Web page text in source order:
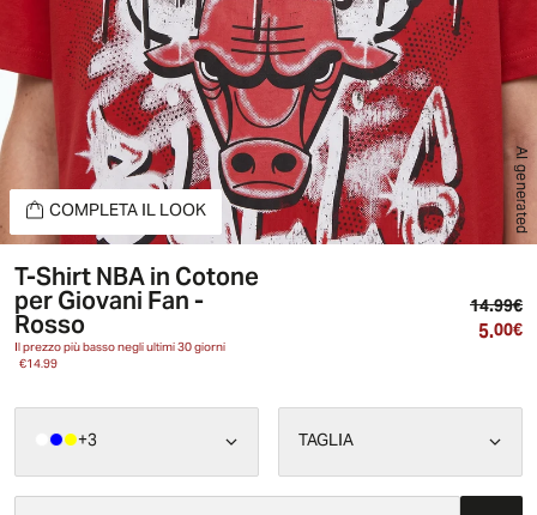
AI generated
COMPLETA IL LOOK
T-Shirt NBA in Cotone
per Giovani Fan -
Rosso
Il prezzo più basso negli ultimi 30 giorni
€14.99
14.99€
5.00€
+3 TAGLIA